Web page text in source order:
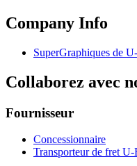
Company Info
SuperGraphiques de
Collaborez avec
Fournisseur
Concessionnaire
Transporteur de fret